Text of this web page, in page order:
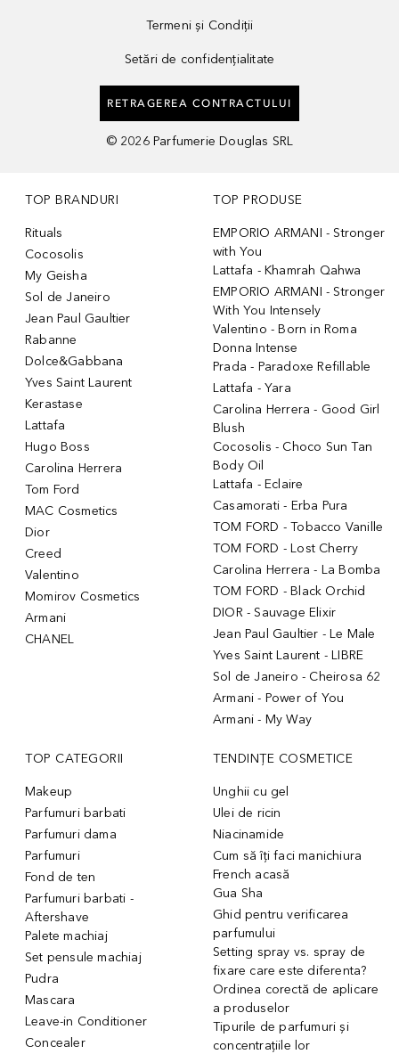
Termeni și Condiții
Setări de confidențialitate
RETRAGEREA CONTRACTULUI
© 2026 Parfumerie Douglas SRL
TOP BRANDURI
Rituals
Cocosolis
My Geisha
Sol de Janeiro
Jean Paul Gaultier
Rabanne
Dolce&Gabbana
Yves Saint Laurent
Kerastase
Lattafa
Hugo Boss
Carolina Herrera
Tom Ford
MAC Cosmetics
Dior
Creed
Valentino
Momirov Cosmetics
Armani
CHANEL
TOP PRODUSE
EMPORIO ARMANI - Stronger
with You
Lattafa - Khamrah Qahwa
EMPORIO ARMANI - Stronger
With You Intensely
Valentino - Born in Roma
Donna Intense
Prada - Paradoxe Refillable
Lattafa - Yara
Carolina Herrera - Good Girl
Blush
Cocosolis - Choco Sun Tan
Body Oil
Lattafa - Eclaire
Casamorati - Erba Pura
TOM FORD - Tobacco Vanille
TOM FORD - Lost Cherry
Carolina Herrera - La Bomba
TOM FORD - Black Orchid
DIOR - Sauvage Elixir
Jean Paul Gaultier - Le Male
Yves Saint Laurent - LIBRE
Sol de Janeiro - Cheirosa 62
Armani - Power of You
Armani - My Way
TOP CATEGORII
Makeup
Parfumuri barbati
Parfumuri dama
Parfumuri
Fond de ten
Parfumuri barbati -
Aftershave
Palete machiaj
Set pensule machiaj
Pudra
Mascara
Leave-in Conditioner
Concealer
TENDINȚE COSMETICE
Unghii cu gel
Ulei de ricin
Niacinamide
Cum să îți faci manichiura
French acasă
Gua Sha
Ghid pentru verificarea
parfumului
Setting spray vs. spray de
fixare care este diferenta?
Ordinea corectă de aplicare
a produselor
Tipurile de parfumuri și
concentrațiile lor